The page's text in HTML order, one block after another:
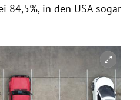
84,5%, in den USA sogar
schließen